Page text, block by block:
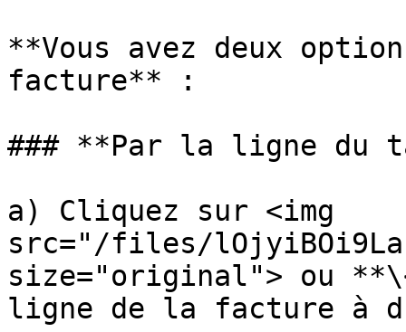
**Vous avez deux
facture** :
### **Par la ligne du
a) Cliquez sur <img
src="/files/
size="original"> ou
ligne de la facture à